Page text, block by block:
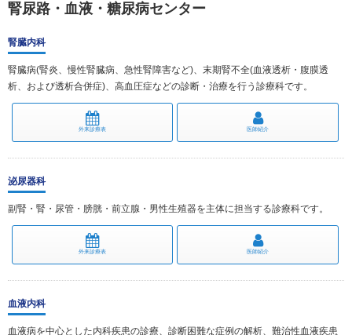
腎尿路・血液・糖尿病センター
腎臓内科
腎臓病(腎炎、慢性腎臓病、急性腎障害など)、末期腎不全(血液透析・腹膜透
析、および透析合併症)、高血圧症などの診断・治療を行う診療科です。
外来診療表 医師紹介
泌尿器科
副腎・腎・尿管・膀胱・前立腺・男性生殖器を主体に担当する診療科です。
外来診療表 医師紹介
血液内科
血液病を中心とした内科疾患の診療、診断困難な症例の解析、難治性血液疾患